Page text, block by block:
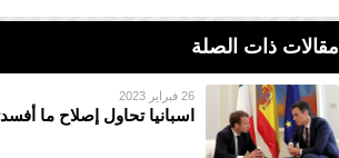
مقالات ذات الصلة
26 فبراير 2023
اسبانيا تحاول إصلاح ما